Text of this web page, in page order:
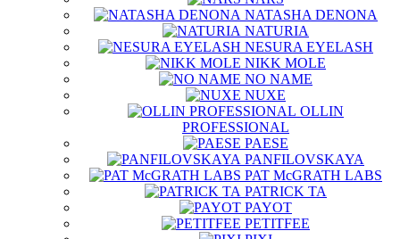
NATASHA DENONA
NATURIA
NESURA EYELASH
NIKK MOLE
NO NAME
NUXE
OLLIN
PROFESSIONAL
PAESE
PANFILOVSKAYA
PAT McGRATH LABS
PATRICK TA
PAYOT
PETITFEE